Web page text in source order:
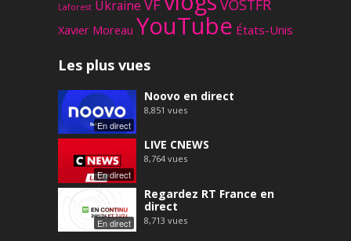
Laforest Ukraine VF VOSTFR
Xavier Moreau YouTube États-Unis
Les plus vues
En direct
Noovo en direct
8,851 vues
En direct
LIVE CNEWS
8,764 vues
En direct
Regardez RT France en
direct
8,713 vues